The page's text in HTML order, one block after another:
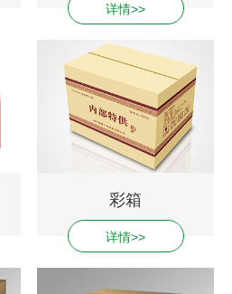
详情>>
彩箱
详情>>